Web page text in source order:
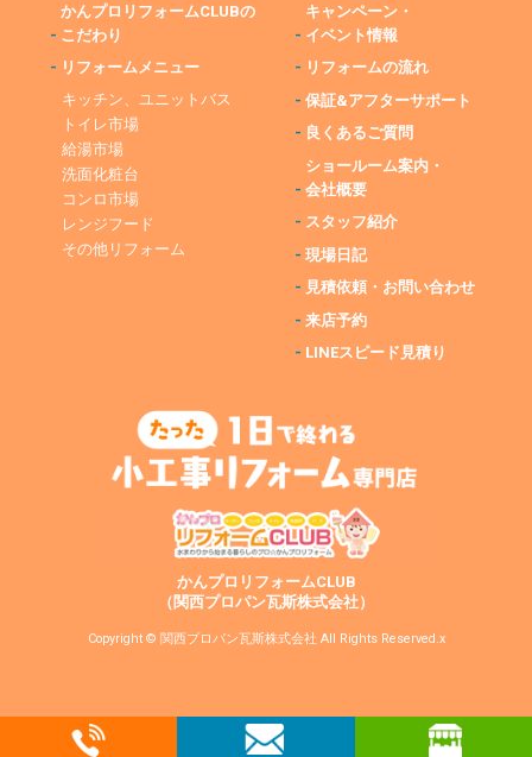
-
かんプロリフォームCLUBの
こだわり
- リフォームメニュー
キッチン、ユニットバス
トイレ市場
給湯市場
洗面化粧台
コンロ市場
レンジフード
その他リフォーム
-
キャンペーン・
イベント情報
- リフォームの流れ
-保証&アフターサポート
- 良くあるご質問
-
ショールーム案内・
会社概要
- スタッフ紹介
-現場日記
- 見積依頼・お問い合わせ
-来店予約
- LINEスピード見積り
かんプロリフォームCLUB
（関西プロパン瓦斯株式会社）
Copyright © 関西プロパン瓦斯株式会社 All Rights Reserved.x